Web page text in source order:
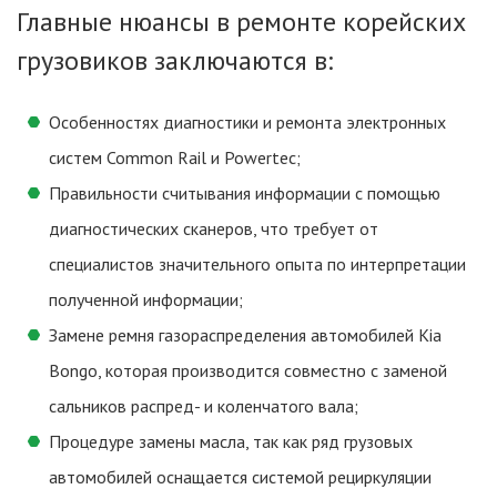
Главные нюансы в ремонте корейских
грузовиков заключаются в:
Особенностях диагностики и ремонта электронных
систем Common Rail и Powertec;
Правильности считывания информации с помощью
диагностических сканеров, что требует от
специалистов значительного опыта по интерпретации
полученной информации;
Замене ремня газораспределения автомобилей Kia
Bongo, которая производится совместно с заменой
сальников распред- и коленчатого вала;
Процедуре замены масла, так как ряд грузовых
автомобилей оснащается системой рециркуляции